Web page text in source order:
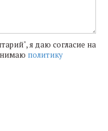
я даю согласие на
политику